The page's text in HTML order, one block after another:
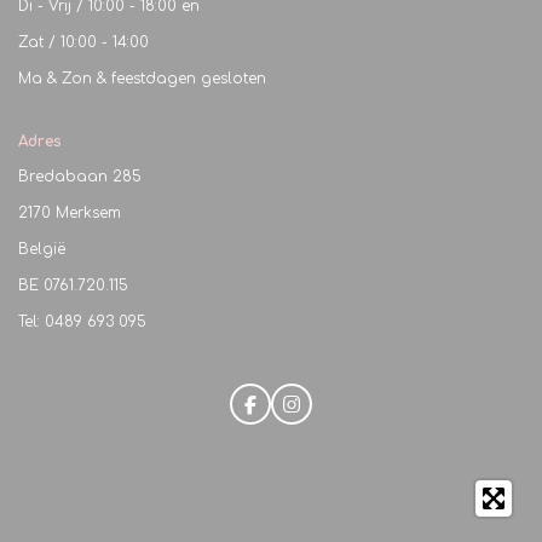
Di - Vrij / 10:00 - 18:00 en
Zat / 10:00 - 14:00
Ma & Zon & feestdagen gesloten
Adres
Bredabaan 285
2170 Merksem
België
BE 0761.720.115
Tel: 0489 693 095
F
a
I
n